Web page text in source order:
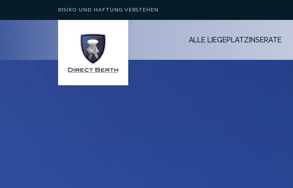
RISIKO UND HAFTUNG VERSTEHEN
ALLE LIEGEPLATZINSERATE